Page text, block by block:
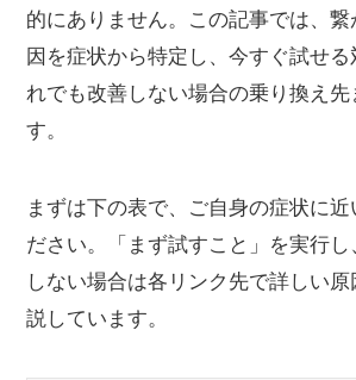
的にありません。この記事では、
因を症状から特定し、今すぐ試せ
れでも改善しない場合の乗り換え先
す。
まずは下の表で、ご自身の症状に近
ださい。「まず試すこと」を実行
しない場合は各リンク先で詳しい
説しています。